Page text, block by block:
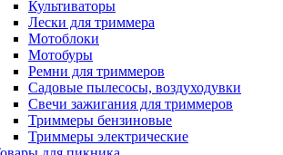
Культиваторы
Лески для триммера
Мотоблоки
Мотобуры
Ремни для триммеров
Садовые пылесосы, воздуходувки
Свечи зажигания для триммеров
Триммеры бензиновые
Триммеры электрические